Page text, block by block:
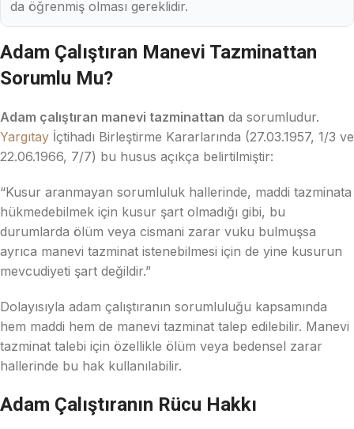
da öğrenmiş olması gereklidir.
Adam Çalıştıran Manevi Tazminattan
Sorumlu Mu?
Adam çalıştıran manevi tazminattan da sorumludur.
Yargıtay İçtihadı Birleştirme Kararlarında (27.03.1957, 1/3 ve
22.06.1966, 7/7) bu husus açıkça belirtilmiştir:
“Kusur aranmayan sorumluluk hallerinde, maddi tazminata
hükmedebilmek için kusur şart olmadığı gibi, bu
durumlarda ölüm veya cismani zarar vuku bulmuşsa
ayrıca manevi tazminat istenebilmesi için de yine kusurun
mevcudiyeti şart değildir.”
Dolayısıyla adam çalıştıranın sorumluluğu kapsamında
hem maddi hem de manevi tazminat talep edilebilir. Manevi
tazminat talebi için özellikle ölüm veya bedensel zarar
hallerinde bu hak kullanılabilir.
Adam Çalıştıranın Rücu Hakkı